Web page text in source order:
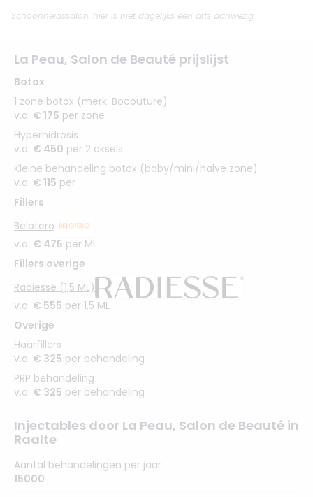
Schoonheidssalon, hier is niet dagelijks een arts aanwezig.
La Peau, Salon de Beauté prijslijst
Botox
1 zone botox (merk: Bocouture)
v.a. € 175 per zone
Hyperhidrosis
v.a. € 450 per 2 oksels
Kleine behandeling botox (baby/mini/halve zone)
v.a. € 115 per
Fillers
Belotero
v.a. € 475 per ML
Fillers overige
Radiesse (1,5 ML)
v.a. € 555 per 1,5 ML
Overige
Haarfillers
v.a. € 325 per behandeling
PRP behandeling
v.a. € 325 per behandeling
Injectables door La Peau, Salon de Beauté in
Raalte
Aantal behandelingen per jaar
15000